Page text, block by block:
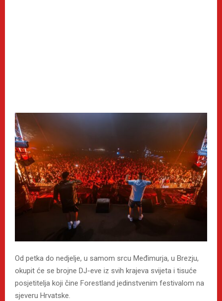
Od petka do nedjelje, u samom srcu Međimurja, u Brezju,
okupit će se brojne DJ-eve iz svih krajeva svijeta i tisuće
posjetitelja koji čine Forestland jedinstvenim festivalom na
sjeveru Hrvatske.